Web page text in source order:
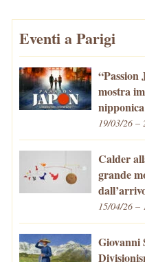
Eventi a Parigi
“Passion
mostra
nipponica
19/03/26 –
Calder
grande
15/04/26 –
Giovanni